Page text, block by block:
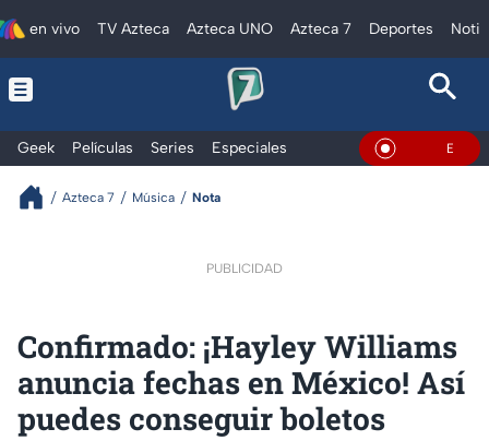
en vivo TV Azteca Azteca UNO Azteca 7 Deportes
Geek Películas Series Especiales En Vivo
Azteca 7 Música Nota
PUBLICIDAD
Confirmado: ¡Hayley Williams
anuncia fechas en México! Así
puedes conseguir boletos